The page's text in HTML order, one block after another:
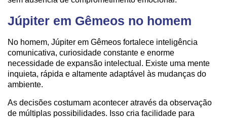
Júpiter em Gêmeos no homem
No homem, Júpiter em Gêmeos fortalece inteligência
comunicativa, curiosidade constante e enorme
necessidade de expansão intelectual. Existe uma mente
inquieta, rápida e altamente adaptável às mudanças do
ambiente.
As decisões costumam acontecer através da observação
de múltiplas possibilidades. Isso cria facilidade para